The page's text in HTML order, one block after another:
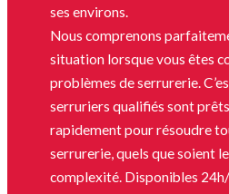
ses environs.
Nous comprenons
situation lorsque vous êtes
problèmes de serrurerie.
serruriers qualifiés sont
rapidement pour résoudre
serrurerie, quels que soient
complexité. Disponibles